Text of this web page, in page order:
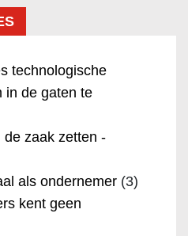
technologische
in de gaten te
zaak zetten -
als ondernemer (3)
kent geen